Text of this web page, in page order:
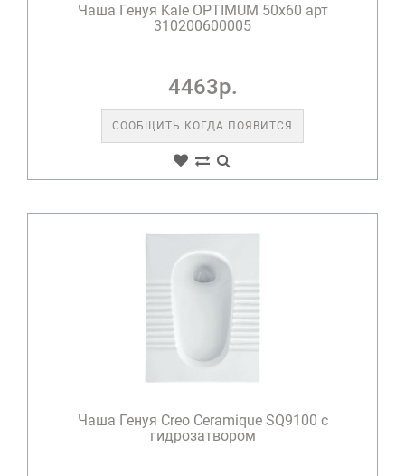
Чаша Генуя Kale OPTIMUM 50х60 арт
310200600005
4463р.
СООБЩИТЬ КОГДА ПОЯВИТСЯ
Чаша Генуя Creo Ceramique SQ9100 с
гидрозатвором